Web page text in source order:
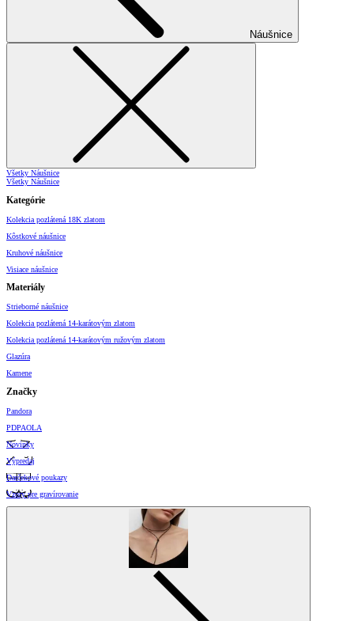
Náušnice
Všetky Náušnice
Všetky Náušnice
Kategórie
Kolekcia pozlátená 18K zlatom
Kôstkové náušnice
Kruhové náušnice
Visiace náušnice
Materiály
Strieborné náušnice
Kolekcia pozlátená 14-karátovým zlatom
Kolekcia pozlátená 14-karátovým ružovým zlatom
Glazúra
Kamene
Značky
Pandora
PDPAOLA
Novinky
Výpredaj
Darčekové poukazy
Vzory pre gravírovanie